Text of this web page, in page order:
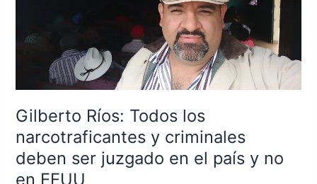
Gilberto Ríos: Todos los
narcotraficantes y criminales
deben ser juzgado en el país y no
en EEUU
criminales
juzgado
en
el
país
y
no